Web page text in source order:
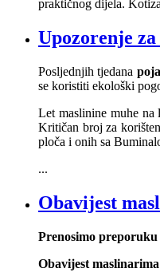
praktičnog dijela.
Upozorenje
Posljednjih tjedana
se koristiti ekološki
Let maslinine muhe na
Kritičan broj za
ploča i onih sa
...
Obavijest
Prenosimo preporuku
Obavijest